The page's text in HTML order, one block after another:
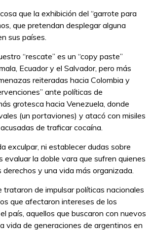
que la exhibición del “garrote para
que pretendan desplegar alguna
sus países.
“rescate” es un “copy paste”
Ecuador y el Salvador, pero más
reiteradas hacia Colombia y
ante políticas de
grotesca hacia Venezuela, donde
(un portaviones) y atacó con misiles
de traficar cocaína.
exculpar, ni establecer dudas sobre
evaluar la doble vara que sufren quienes
y una vida más organizada.
trataron de impulsar políticas nacionales
que afectaron intereses de los
país, aquellos que buscaron con nuevos
vida de generaciones de argentinos en